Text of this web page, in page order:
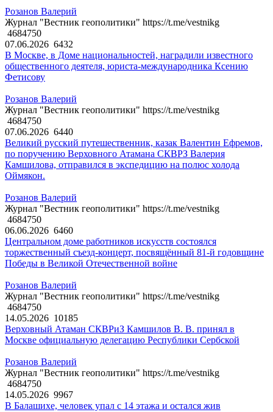
Розанов Валерий
Журнал "Вестник геополитики" https://t.me/vestnikg
4684750
07.06.2026 6432
В Москве, в Доме национальностей, наградили известного
общественного деятеля, юриста-международника Ксению
Фетисову
Розанов Валерий
Журнал "Вестник геополитики" https://t.me/vestnikg
4684750
07.06.2026 6440
Великий русский путешественник, казак Валентин Ефремов,
по поручению Верховного Атамана СКВРЗ Валерия
Камшилова, отправился в экспедицию на полюс холода
Оймякон.
Розанов Валерий
Журнал "Вестник геополитики" https://t.me/vestnikg
4684750
06.06.2026 6460
Центральном доме работников искусств состоялся
торжественный съезд-концерт, посвящённый 81-й годовщине
Победы в Великой Отечественной войне
Розанов Валерий
Журнал "Вестник геополитики" https://t.me/vestnikg
4684750
14.05.2026 10185
Верховный Атаман СКВРиЗ Камшилов В. В. принял в
Москве официальную делегацию Республики Сербской
Розанов Валерий
Журнал "Вестник геополитики" https://t.me/vestnikg
4684750
14.05.2026 9967
В Балашихе, человек упал с 14 этажа и остался жив